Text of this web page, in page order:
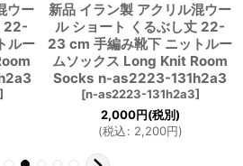
ウー
22-
ルー
]
新品 イラン製 アクリル混ウー
ル ショート くるぶし丈 22-
23 cm 手編み靴下 ニットルー
ムソックス Long Knit Room
Socks n-as2223-131h2a3
[n-as2223-131h2a3]
2,000円(税別)
(税込: 2,200円)